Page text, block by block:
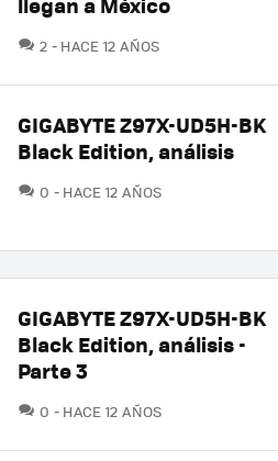
2 COMENTARIOS
HACE 12 AÑOS
GIGABYTE Z97X-UD5H-BK
Black Edition, análisis
0 COMENTARIOS
HACE 12 AÑOS
GIGABYTE Z97X-UD5H-BK
Black Edition, análisis -
Parte 3
0 COMENTARIOS
HACE 12 AÑOS